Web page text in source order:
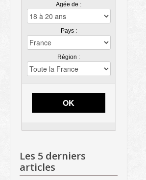
Agée de :
Pays :
Région :
OK
Les 5 derniers
articles